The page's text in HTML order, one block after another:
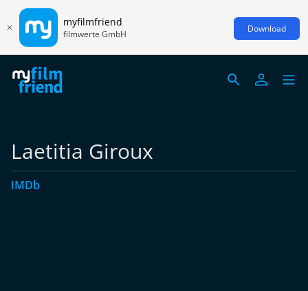
myfilmfriend
filmwerte GmbH Download
Laetitia Giroux
IMDb